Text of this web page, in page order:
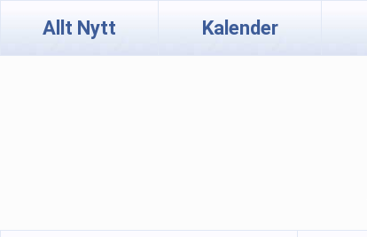
Allt Nytt Kalender